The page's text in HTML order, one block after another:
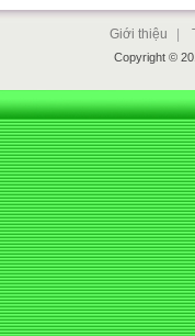
Giới thiệu |
Copyright ©